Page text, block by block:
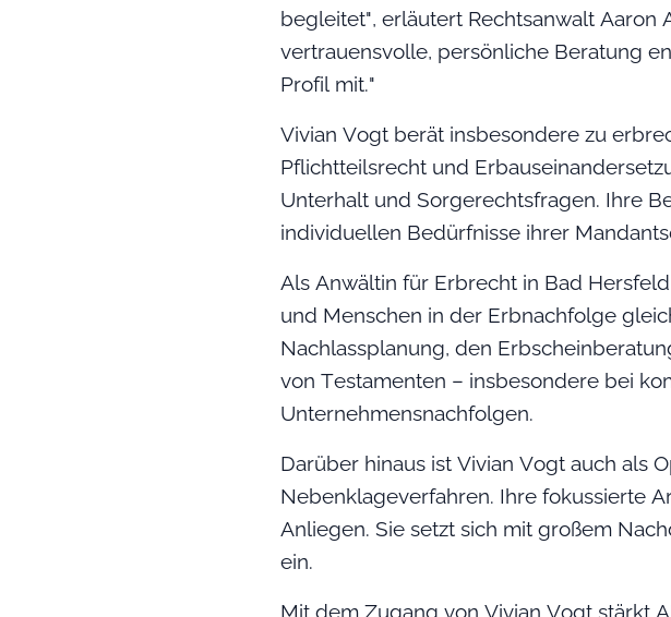
begleitet", erläutert Rechtsanwalt Aaron
vertrauensvolle, persönliche Beratung
Profil mit."
Vivian Vogt berät insbesondere zu
Pflichtteilsrecht und
Unterhalt und Sorgerechtsfragen. Ihre
individuellen Bedürfnisse ihrer
Als Anwältin für Erbrecht in Bad
und Menschen in der Erbnachfolge
Nachlassplanung, den
von Testamenten – insbesondere bei
Unternehmensnachfolgen.
Darüber hinaus ist Vivian Vogt auch als
Nebenklageverfahren. Ihre fokussierte
Anliegen. Sie setzt sich mit großem
ein.
Mit dem Zugang von Vivian Vogt stärkt